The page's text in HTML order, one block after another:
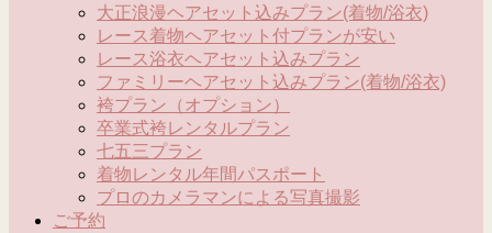
大正浪漫ヘアセット込みプラン(着物/浴衣)
レース着物ヘアセット付プランが安い
レース浴衣ヘアセット込みプラン
ファミリーヘアセット込みプラン(着物/浴衣)
袴プラン（オプション）
卒業式袴レンタルプラン
七五三プラン
着物レンタル年間パスポート
プロのカメラマンによる写真撮影
ご予約